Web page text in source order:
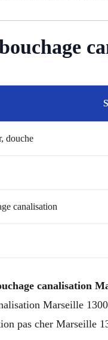
douche
canalisation
canalisation
Marseille
pas cher Marseille